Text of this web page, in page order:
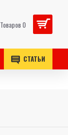
Товаров 0
СТАТЬИ